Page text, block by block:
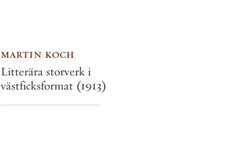
martin koch
Litterära storverk i
västficksformat (1913)